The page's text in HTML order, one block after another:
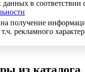
в соответствии
на получение
рекламного